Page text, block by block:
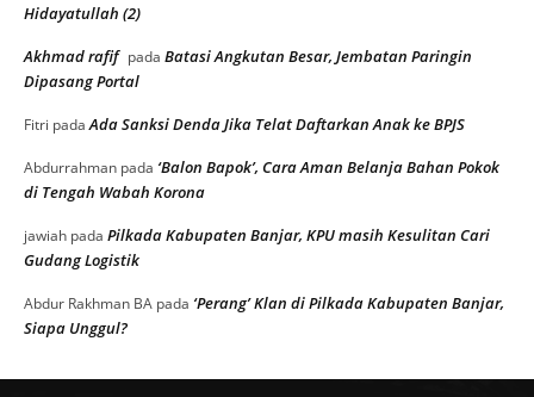
Hidayatullah (2)
Akhmad rafif pada Batasi Angkutan Besar, Jembatan Paringin
Dipasang Portal
Fitri padaAda Sanksi Denda Jika Telat Daftarkan Anak ke BPJS
Abdurrahman pada ‘Balon Bapok’, Cara Aman Belanja Bahan Pokok
di Tengah Wabah Korona
jawiah pada Pilkada Kabupaten Banjar, KPU masih Kesulitan Cari
Gudang Logistik
Abdur Rakhman BA pada ‘Perang’ Klan di Pilkada Kabupaten Banjar,
Siapa Unggul?